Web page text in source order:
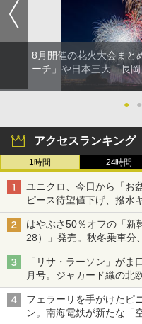
8月開催の花火大会まと
ーチ」や日本三大「長
● ●
アクセスランキング
1時間 24時間
ユニクロ、今日から「お
ピース待望値下げ、撥水
はやぶさ50％オフの「新
28）」発売。秋冬乗車分
「リサ・ラーソン」が
月号。ジャカード織の北
フェラーリを手がけたピ
ン。南海電鉄が新たな「